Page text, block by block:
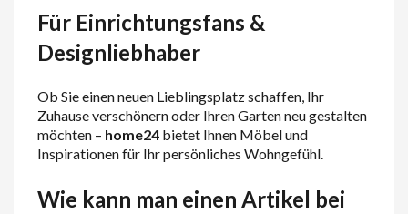
Für Einrichtungsfans &
Designliebhaber
Ob Sie einen neuen Lieblingsplatz schaffen, Ihr
Zuhause verschönern oder Ihren Garten neu gestalten
möchten – home24 bietet Ihnen Möbel und
Inspirationen für Ihr persönliches Wohngefühl.
Wie kann man einen Artikel bei